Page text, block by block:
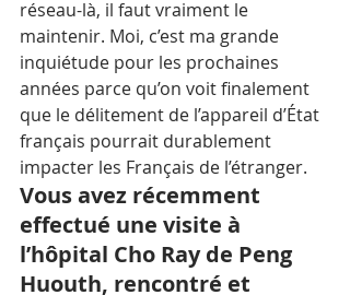
réseau-là, il faut vraiment le
maintenir. Moi, c’est ma grande
inquiétude pour les prochaines
années parce qu’on voit finalement
que le délitement de l’appareil d’État
français pourrait durablement
impacter les Français de l’étranger.
Vous avez récemment
effectué une visite à
l’hôpital Cho Ray de Peng
Huouth, rencontré et